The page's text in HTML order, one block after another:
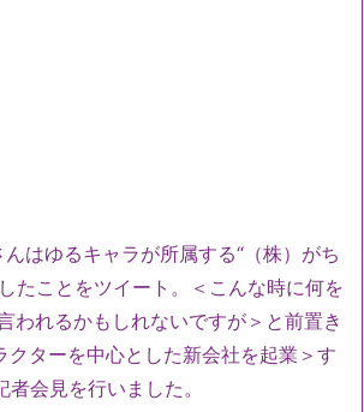
はゆるキャラが所属する“（株）がち
たことをツイート。＜こんな時に何を
われるかもしれないですが＞と前置き
クターを中心とした新会社を起業＞す
会見を行いました。